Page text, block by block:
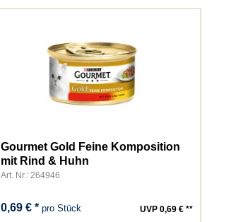
Gourmet Gold Feine Komposition
mit Rind & Huhn
Art. Nr.: 264946
0,69 € *pro Stück UVP 0,69 € **